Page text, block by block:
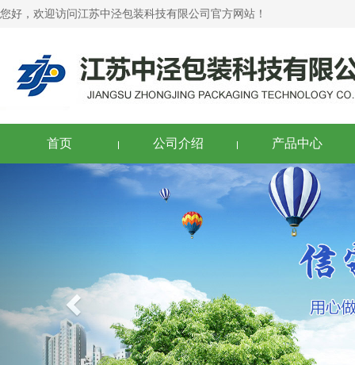
您好，欢迎访问江苏中泾包装科技有限公司官方网站！
首页 公司介绍 产品中心